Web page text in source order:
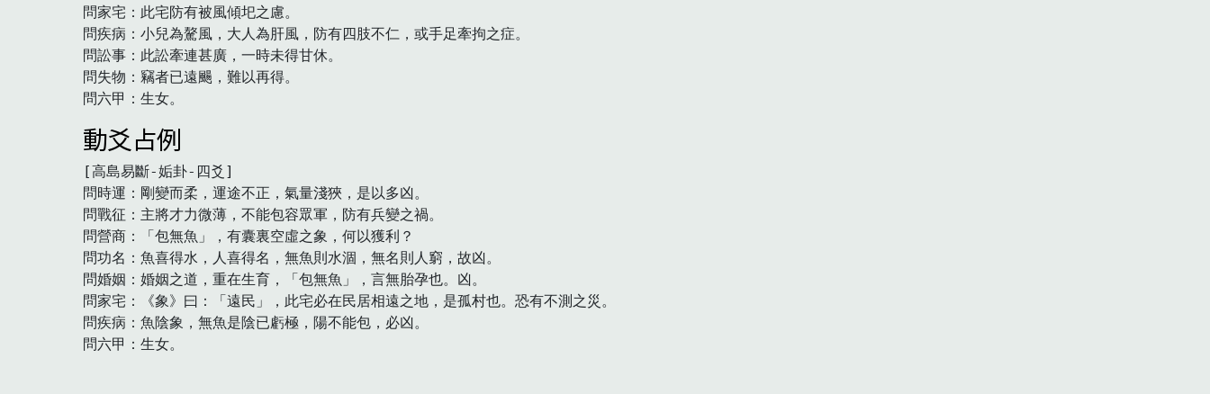
問家宅：此宅防有被風傾圯之慮。
問疾病：小兒為驁風，大人為肝風，防有四肢不仁，或手足牽拘之症。
問訟事：此訟牽連甚廣，一時未得甘休。
問失物：竊者已遠颺，難以再得。
問六甲：生女。
動爻占例
[高島易斷-姤卦-四爻]
問時運：剛變而柔，運途不正，氣量淺狹，是以多凶。
問戰征：主將才力微薄，不能包容眾軍，防有兵變之禍。
問營商：「包無魚」，有囊裏空虛之象，何以獲利？
問功名：魚喜得水，人喜得名，無魚則水涸，無名則人窮，故凶。
問婚姻：婚姻之道，重在生育，「包無魚」，言無胎孕也。凶。
問家宅：《象》曰：「遠民」，此宅必在民居相遠之地，是孤村也。恐有不測之災。
問疾病：魚陰象，無魚是陰已虧極，陽不能包，必凶。
問六甲：生女。